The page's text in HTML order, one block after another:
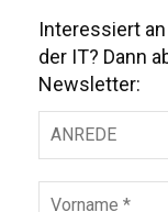
Interessiert
der IT? Dann
Newsletter: